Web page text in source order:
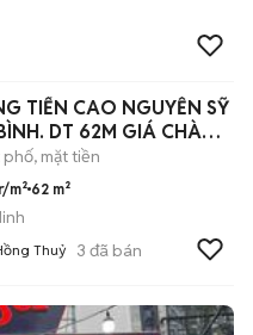
TIỂN CAO NGUYỄN SỸ
DT 62M GIÁ CHÀO
phố, mặt tiền
m² 62 m²
Thuỷ 3 đã bán